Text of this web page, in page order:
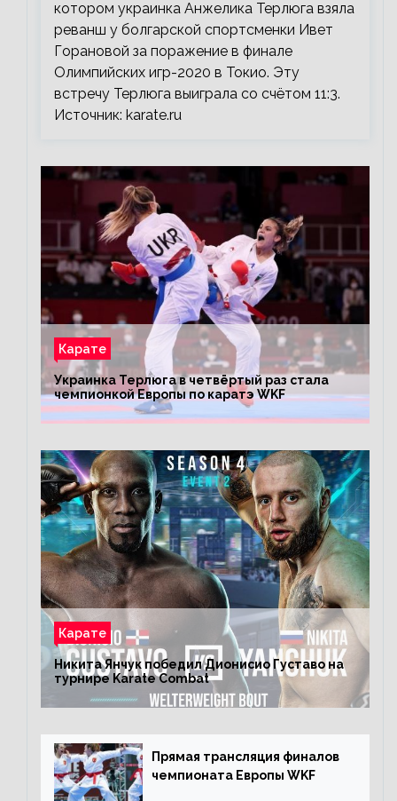
котором украинка Анжелика Терлюга взяла
реванш у болгарской спортсменки Ивет
Горановой за поражение в финале
Олимпийских игр-2020 в Токио. Эту
встречу Терлюга выиграла со счётом 11:3.
Источник: karate.ru
Карате
Украинка Терлюга в четвёртый раз стала
чемпионкой Европы по каратэ WKF
Карате
Никита Янчук победил Дионисио Густаво на
турнире Karate Combat
Прямая трансляция финалов
чемпионата Европы WKF